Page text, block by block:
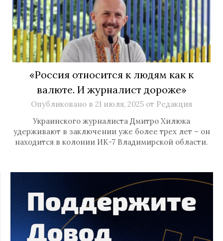
«Россия относится к людям как к
валюте. И журналист дороже»
Опубликовано в 21 июля, 2025 от Редакция
Украинского журналиста Дмитро Хилюка
удерживают в заключении уже более трех лет – он
находится в колонии ИК-7 Владимирской области.